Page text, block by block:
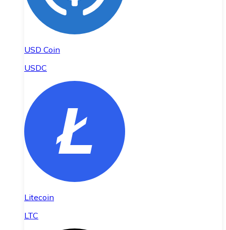
USD Coin
USDC
Litecoin
LTC